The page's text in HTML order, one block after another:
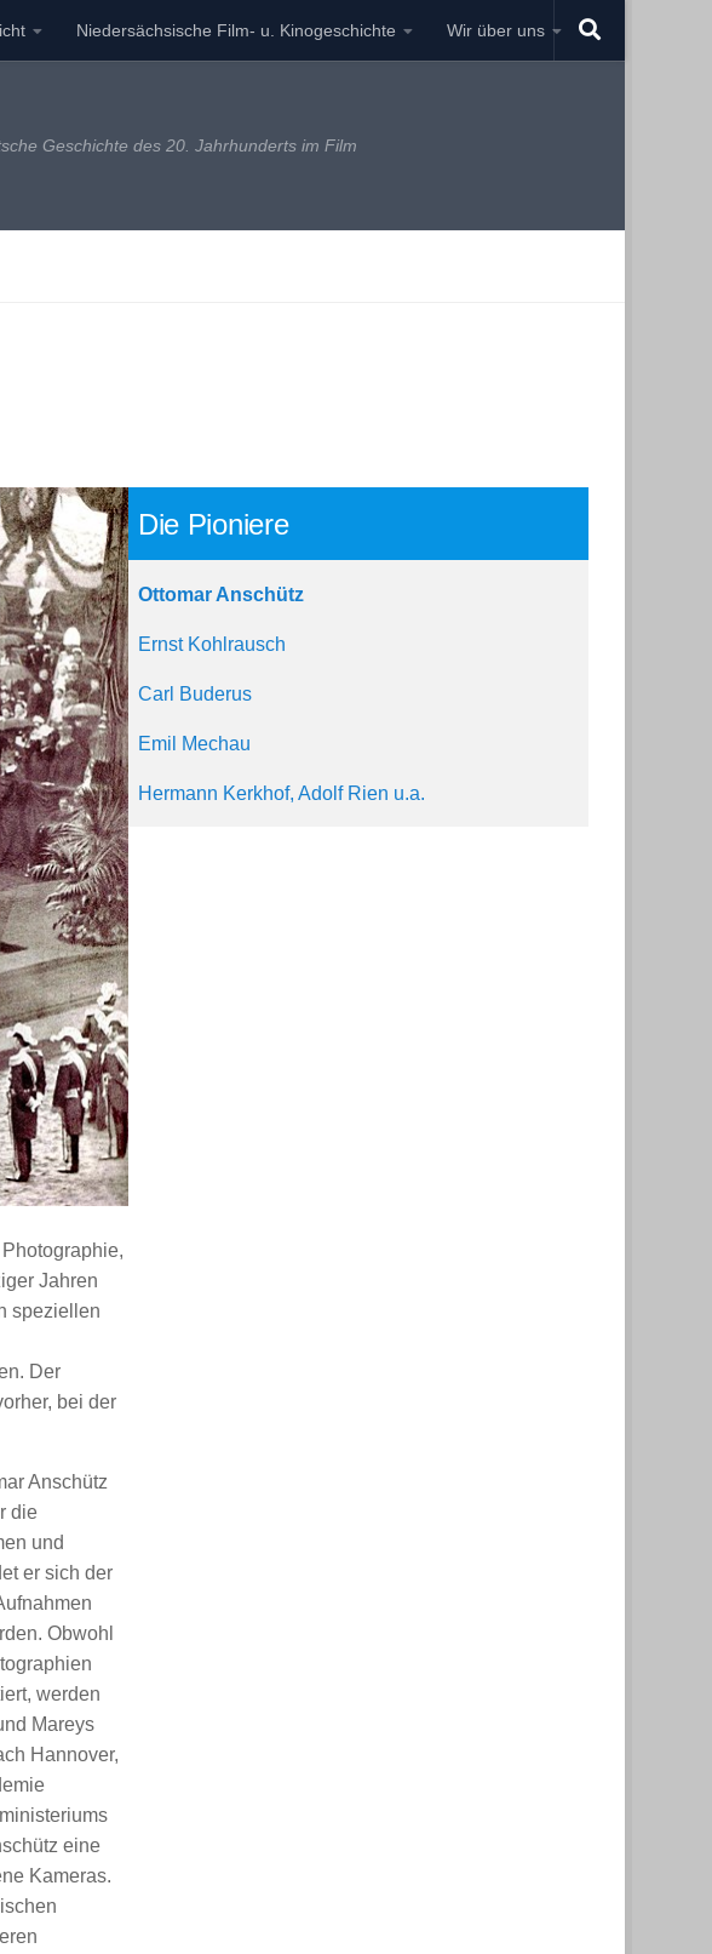
Niedersächsische Film- u. Kinogeschichte Wir über uns
Geschichte des 20. Jahrhunderts im Film
Jahren
speziellen
Der
bei der
Anschütz
die
und
er sich der
Obwohl
werden
Mareys
Hannover,
eine
Kameras.
Die Pioniere
Ottomar Anschütz
Ernst Kohlrausch
Carl Buderus
Emil Mechau
Hermann Kerkhof, Adolf Rien u.a.